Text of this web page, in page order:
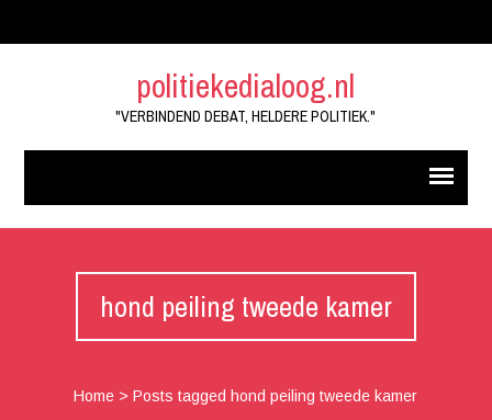
politiekedialoog.nl
"VERBINDEND DEBAT, HELDERE POLITIEK."
hond peiling tweede kamer
Home >Posts tagged hond peiling tweede kamer